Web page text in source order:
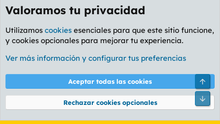
Etiquetas
Cookies
PL OLDSTYLE AMARILLO
Términos y reglas Política de privacidad Ayuda
Community platform by XenForo® © 2010-2026 XenForo Ltd.
Valoramos tu privacidad
Utilizamos cookies esenciales para que este sitio funcione,
y cookies opcionales para mejorar tu experiencia.
Ver más información y configurar tus preferencias
Aceptar todas las cookies
Rechazar cookies opcionales
Pie